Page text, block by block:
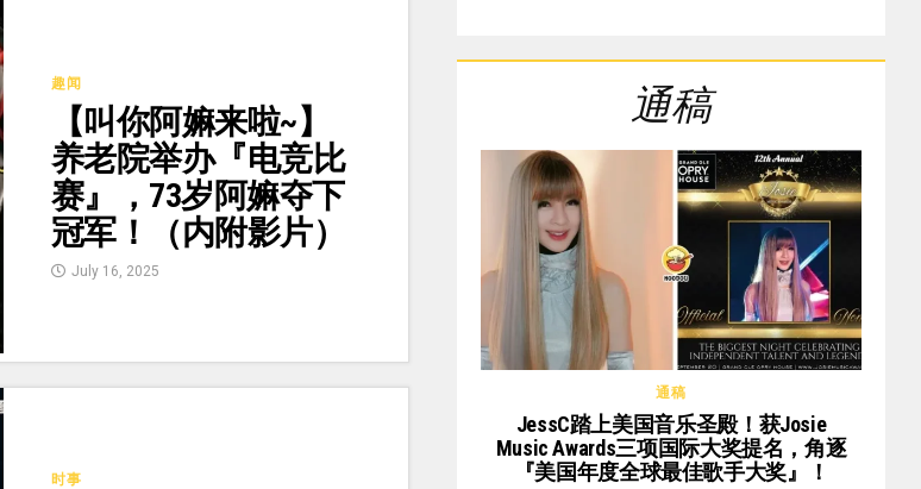
趣闻
【叫你阿嫲来啦~】
养老院举办『电竞比
赛』，73岁阿嫲夺下
冠军！（内附影片）
July 16, 2025
时事
通稿
通稿
JessC踏上美国音乐圣殿！获Josie
Music Awards三项国际大奖提名，角逐
『美国年度全球最佳歌手大奖』！